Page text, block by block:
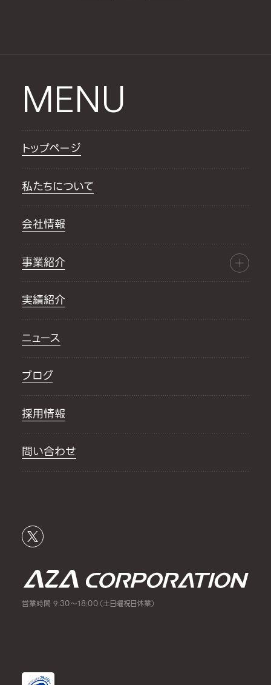
MENU
トップページ
私たちについて
会社情報
事業紹介
実績紹介
ニュース
ブログ
採用情報
問い合わせ
営業時間 9:30～18:00（土日曜祝日休業）